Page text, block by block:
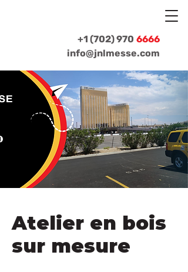
+1 (702) 970 6666
info@jnlmesse.com
Atelier en bois
sur mesure